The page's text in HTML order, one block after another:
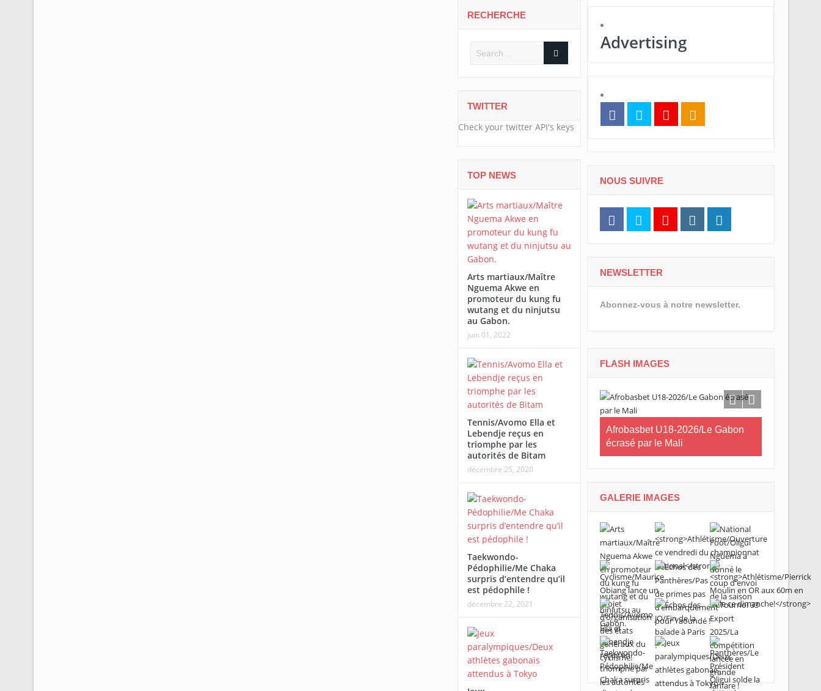
RECHERCHE
TWITTER
Check your twitter API's keys
TOP NEWS
Arts martiaux/Maître
Nguema Akwe en
promoteur du kung fu
wutang et du ninjutsu
au Gabon.
juin 01, 2022
Tennis/Avomo Ella et
Lebendje reçus en
triomphe par les
autorités de Bitam
décembre 25, 2020
Taekwondo-
Pédophilie/Me Chaka
surpris d’entendre qu’il
est pédophile !
décembre 22, 2021
Advertising
NOUS SUIVRE
NEWSLETTER
Abonnez-vous à notre newsletter.
FLASH IMAGES
Boxe/La 1re édition de Libreville
Fight Nation débute ce samedi !
Afrobasbet U18-2026/Le Gabon
écrasé par le Mali
GALERIE IMAGES